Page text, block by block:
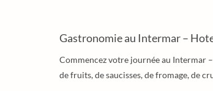
Gastronomie au Intermar –
Commencez votre journée au Intermar
de fruits, de saucisses, de fromage, de